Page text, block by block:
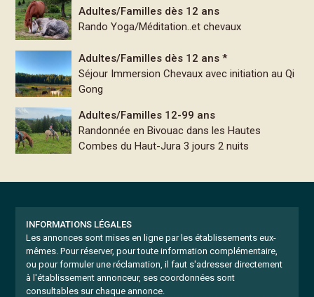
Adultes/Familles dès 12 ans
Rando Yoga/Méditation..et chevaux
Adultes/Familles dès 12 ans *
Séjour Immersion Chevaux avec initiation au Qi
Gong
Adultes/Familles 12-99 ans
Randonnée en Bivouac dans les Hautes
Combes du Haut-Jura 3 jours 2 nuits
INFORMATIONS LÉGALES
Les annonces sont mises en ligne par les établissements eux-
mêmes. Pour réserver, pour toute information complémentaire,
ou pour formuler une réclamation, il faut s'adresser directement
à l'établissement annonceur, ses coordonnées sont
consultables sur chaque annonce.